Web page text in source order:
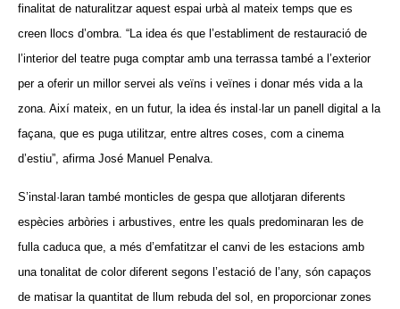
finalitat de naturalitzar aquest espai urbà al mateix temps que es
creen llocs d’ombra. “La idea és que l’establiment de restauració de
l’interior del teatre puga comptar amb una terrassa també a l’exterior
per a oferir un millor servei als veïns i veïnes i donar més vida a la
zona. Així mateix, en un futur, la idea és instal·lar un panell digital a la
façana, que es puga utilitzar, entre altres coses, com a cinema
d’estiu”, afirma José Manuel Penalva.
S’instal·laran també monticles de gespa que allotjaran diferents
espècies arbòries i arbustives, entre les quals predominaran les de
fulla caduca que, a més d’emfatitzar el canvi de les estacions amb
una tonalitat de color diferent segons l’estació de l’any, són capaços
de matisar la quantitat de llum rebuda del sol, en proporcionar zones